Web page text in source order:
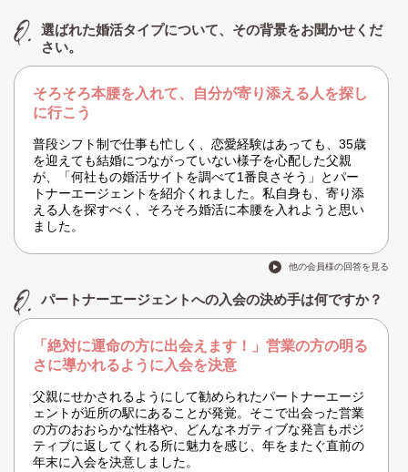
選ばれた婚活タイプについて、その背景をお聞かせくだ
さい。
そろそろ本腰を入れて、自分が寄り添える人を探し
に行こう
普段シフト制で仕事も忙しく、恋愛経験はあっても、35歳
を迎えても結婚につながっていない様子を心配した父親
が、「何社もの婚活サイトを調べて1番良さそう」とパー
トナーエージェントを紹介くれました。私自身も、寄り添
える人を探すべく、そろそろ婚活に本腰を入れようと思い
ました。
他の会員様の回答を見る
パートナーエージェントへの入会の決め手は何ですか？
「絶対に運命の方に出会えます！」営業の方の明る
さに導かれるように入会を決意
父親にせかされるようにして勧められたパートナーエージ
ェントが近所の駅にあることが発覚。そこで出会った営業
の方のおおらかな性格や、どんなネガティブな発言もポジ
ティブに返してくれる所に魅力を感じ、年をまたぐ直前の
年末に入会を決意しました。